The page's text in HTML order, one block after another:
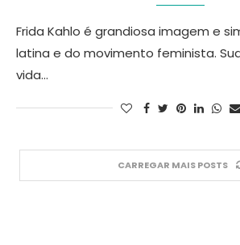
Frida Kahlo é grandiosa imagem e
latina e do movimento feminista.
vida…
CARREGAR MAIS POSTS